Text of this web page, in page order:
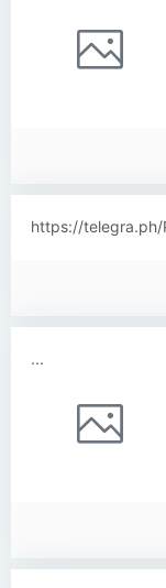
https://
...